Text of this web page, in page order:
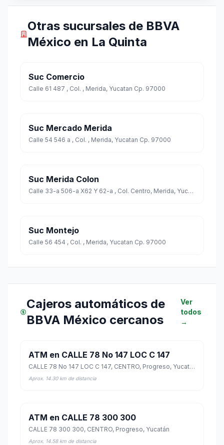
Otras sucursales de BBVA
México en La Quinta
Suc Comercio
Calle 61 487 , Col. , Merida, Yucatan Cp. 97000
Suc Mercado Merida
Calle 54 546 a , Col. , Merida, Yucatan Cp. 97000
Suc Merida Colon
Calle 33-a 506-a X62 Y 62-a , Col. Centro, Merida, Yucatan Cp. 97000
Suc Montejo
Calle 56 454 , Col. , Merida, Yucatan Cp. 97000
Cajeros automáticos de
BBVA México cercanos
Ver
todos
→
ATM en CALLE 78 No 147 LOC C 147
CALLE 78 No 147 LOC C 147, CENTRO, Progreso, Yucatán
Aprox. 14.30 km de distancia
ATM en CALLE 78 300 300
CALLE 78 300 300, CENTRO, Progreso, Yucatán
Aprox. 14.58 km de distancia